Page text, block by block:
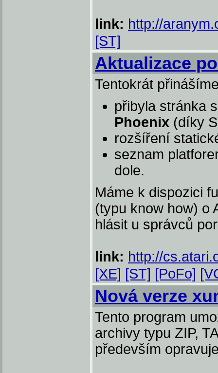
link: http://
[ST]
Aktualizace
Tentokrát
přibyla stránka
Phoenix (díky
rozšíření
seznam
dole.
Máme k dispozici
(typu know how) o
hlásit u správců
link: http://
[XE] [ST] [PoFo]
Nová verze
Tento program
archivy typu ZIP,
především